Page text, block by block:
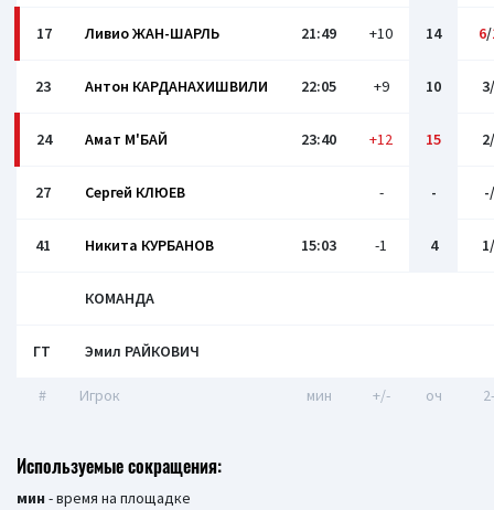
17 Ливио ЖАН-ШАРЛЬ 21:49 +10 14 6/
23 Антон КАРДАНАХИШВИЛИ 22:05 +9 10
24 Амат М'БАЙ 23:40 +12 15
27 Сергей КЛЮЕВ - -
41 Никита КУРБАНОВ 15:03 -1 4
КОМАНДА
ГТ Эмил РАЙКОВИЧ
# Игрок мин +/- оч
Используемые сокращения:
мин - время на площадке